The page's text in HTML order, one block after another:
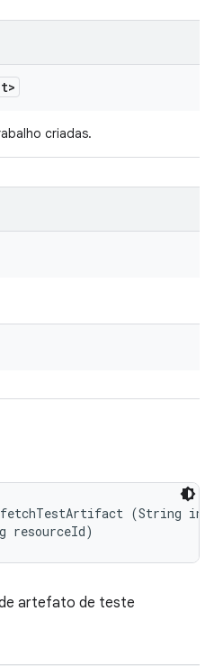
criadas.
(String
resourceId)
artefato de teste